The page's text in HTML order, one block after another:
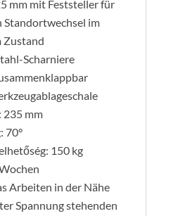
mm mit Feststeller für
Standortwechsel im
Zustand
Scharniere
235 mm
70°
150 kg
Arbeiten in der Nähe
Spannung stehenden